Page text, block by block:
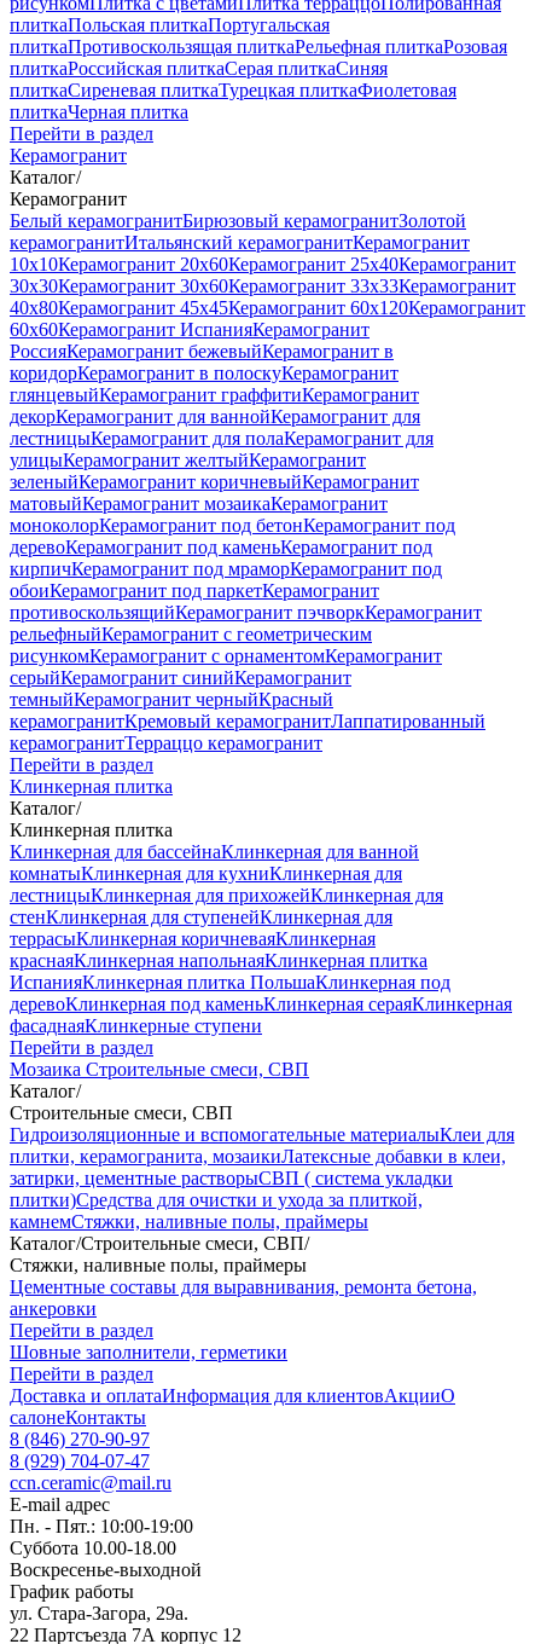
плиткаПольская плиткаПортугальская
плиткаПротивоскользящая плиткаРельефная плиткаРозовая
плиткаРоссийская плиткаСерая плиткаСиняя
плиткаСиреневая плиткаТурецкая плиткаФиолетовая
плиткаЧерная плитка
Перейти в раздел
Керамогранит
Каталог/
Керамогранит
Белый керамогранитБирюзовый керамогранитЗолотой
керамогранитИтальянский керамогранитКерамогранит
10x10Керамогранит 20x60Керамогранит 25x40Керамогранит
30x30Керамогранит 30x60Керамогранит 33x33Керамогранит
40x80Керамогранит 45x45Керамогранит 60x120Керамогранит
60x60Керамогранит ИспанияКерамогранит
РоссияКерамогранит бежевыйКерамогранит в
коридорКерамогранит в полоскуКерамогранит
глянцевыйКерамогранит граффитиКерамогранит
декорКерамогранит для ваннойКерамогранит для
лестницыКерамогранит для полаКерамогранит для
улицыКерамогранит желтыйКерамогранит
зеленыйКерамогранит коричневыйКерамогранит
матовыйКерамогранит мозаикаКерамогранит
моноколорКерамогранит под бетонКерамогранит под
деревоКерамогранит под каменьКерамогранит под
кирпичКерамогранит под мраморКерамогранит под
обоиКерамогранит под паркетКерамогранит
противоскользящийКерамогранит пэчворкКерамогранит
рельефныйКерамогранит с геометрическим
рисункомКерамогранит с орнаментомКерамогранит
серыйКерамогранит синийКерамогранит
темныйКерамогранит черныйКрасный
керамогранитКремовый керамогранитЛаппатированный
керамогранитТерраццо керамогранит
Перейти в раздел
Клинкерная плитка
Каталог/
Клинкерная плитка
Клинкерная для бассейнаКлинкерная для ванной
комнатыКлинкерная для кухниКлинкерная для
лестницыКлинкерная для прихожейКлинкерная для
стенКлинкерная для ступенейКлинкерная для
террасыКлинкерная коричневаяКлинкерная
краснаяКлинкерная напольнаяКлинкерная плитка
ИспанияКлинкерная плитка ПольшаКлинкерная под
деревоКлинкерная под каменьКлинкерная сераяКлинкерная
фасаднаяКлинкерные ступени
Перейти в раздел
Мозаика Строительные смеси, СВП
Каталог/
Строительные смеси, СВП
Гидроизоляционные и вспомогательные материалыКлеи для
плитки, керамогранита, мозаикиЛатексные добавки в клеи,
затирки, цементные растворыСВП ( система укладки
плитки)Средства для очистки и ухода за плиткой,
камнемСтяжки, наливные полы, праймеры
Каталог/Строительные смеси, СВП/
Стяжки, наливные полы, праймеры
Цементные составы для выравнивания, ремонта бетона,
анкеровки
Перейти в раздел
Шовные заполнители, герметики
Перейти в раздел
Доставка и оплатаИнформация для клиентовАкцииО
салонеКонтакты
8 (846) 270-90-97
8 (929) 704-07-47
ccn.ceramic@mail.ru
E-mail адрес
Пн. - Пят.: 10:00-19:00
Суббота 10.00-18.00
Воскресенье-выходной
График работы
ул. Стара-Загора, 29а.
22 Партсъезда 7А корпус 12